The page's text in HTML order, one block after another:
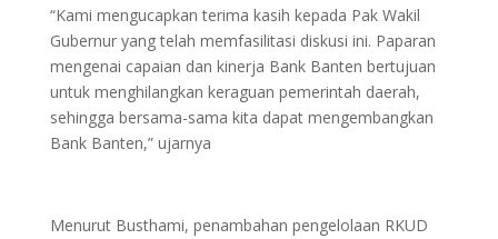
“Kami mengucapkan terima kasih kepada Pak Wakil
Gubernur yang telah memfasilitasi diskusi ini. Paparan
mengenai capaian dan kinerja Bank Banten bertujuan
untuk menghilangkan keraguan pemerintah daerah,
sehingga bersama-sama kita dapat mengembangkan
Bank Banten,” ujarnya
Menurut Busthami, penambahan pengelolaan RKUD